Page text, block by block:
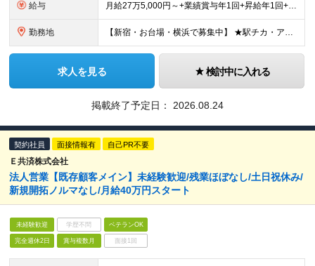
給与 月給27万5,000円～+業績賞与年1回+昇給年1回+交通費支給 ※固定残業代（6万1659円/40h分）を含みます。超過分は別途支給 ※試用期間3ヶ月あり（待遇・条件面の差異はありません）
勤務地 【新宿・お台場・横浜で募集中】 ★駅チカ・アクセス良好・屋内勤務 【お台場本校】 東京都港区台場1-7-1 アクアシティお台場3F 【新宿校】 東京都新宿区新宿5-16-4 新宿マルイ メン6F
求人を見る 検討中に入れる
掲載終了予定日： 2026.08.24
契約社員 面接情報有 自己PR不要
Ｅ共済株式会社
法人営業【既存顧客メイン】未経験歓迎/残業ほぼなし/土日祝休み/
新規開拓ノルマなし/月給40万円スタート
未経験歓迎 学歴不問 ベテランOK
完全週休2日 賞与複数月 面接1回